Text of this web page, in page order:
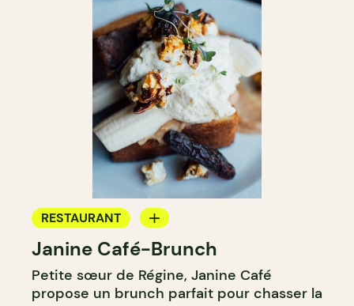
RESTAURANT
CAFÉ
Janine Café-Brunch
Petite sœur de Régine, Janine Café
propose un brunch parfait pour chasser la